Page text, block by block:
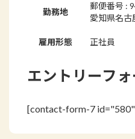
勤務地
郵便番号 :
愛知県名古
雇用形態 正社員
エントリーフォ
[contact-form-7